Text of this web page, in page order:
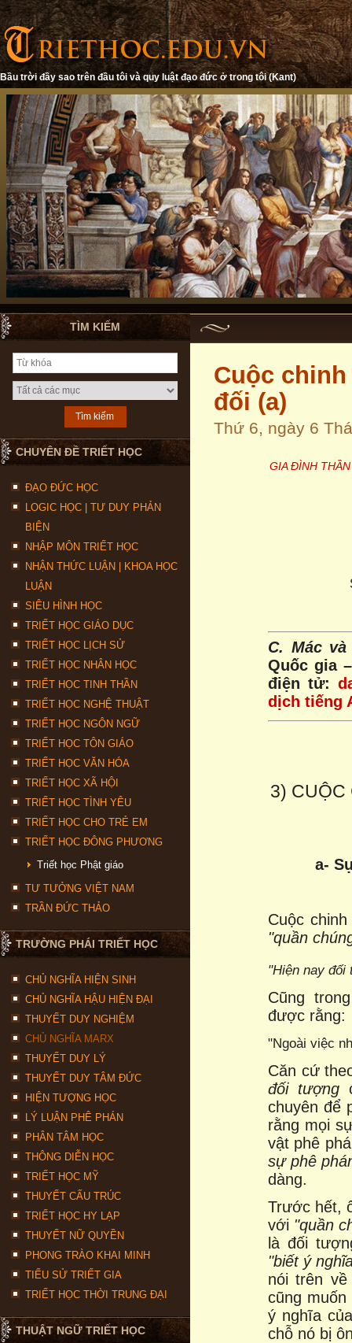
Bầu trời đầy sao trên đầu tôi và quy luật đạo đức ở trong tôi (Kant)
TÌM KIẾM
CHUYÊN ĐỀ TRIẾT HỌC
ĐẠO ĐỨC HỌC
LOGIC HỌC | TƯ DUY PHẢN
BIỆN
NHẬP MÔN TRIẾT HỌC
NHẬN THỨC LUẬN | KHOA HỌC
LUẬN
SIÊU HÌNH HỌC
TRIẾT HỌC GIÁO DỤC
TRIẾT HỌC LỊCH SỬ
TRIẾT HỌC NHÂN HỌC
TRIẾT HỌC TINH THẦN
TRIẾT HỌC NGHỆ THUẬT
TRIẾT HỌC NGÔN NGỮ
TRIẾT HỌC TÔN GIÁO
TRIẾT HỌC VĂN HÓA
TRIẾT HỌC XÃ HỘI
TRIẾT HỌC TÌNH YÊU
TRIẾT HỌC CHO TRẺ EM
TRIẾT HỌC ĐÔNG PHƯƠNG
Triết học Phật giáo
TƯ TƯỞNG VIỆT NAM
TRẦN ĐỨC THẢO
TRƯỜNG PHÁI TRIẾT HỌC
CHỦ NGHĨA HIỆN SINH
CHỦ NGHĨA HẬU HIỆN ĐẠI
THUYẾT DUY NGHIỆM
CHỦ NGHĨA MARX
THUYẾT DUY LÝ
THUYẾT DUY TÂM ĐỨC
HIỆN TƯỢNG HỌC
LÝ LUẬN PHÊ PHÁN
PHÂN TÂM HỌC
THÔNG DIỄN HỌC
TRIẾT HỌC MỸ
THUYẾT CẤU TRÚC
TRIẾT HỌC HY LẠP
THUYẾT NỮ QUYỀN
PHONG TRÀO KHAI MINH
TIỂU SỬ TRIẾT GIA
TRIẾT HỌC THỜI TRUNG ĐẠI
THUẬT NGỮ TRIẾT HỌC
Cuộc
đối (a)
Thứ 6, ngày 6
GIA ĐÌNH
C. Mác
Quốc gia
điện tử:
dịch tiếng
3)
a-
Cuộc
"quần
"Hiện nay đối
Cũng
được rằng:
"Ngoài việc
Căn cứ
đối tượng
chuyên để
rằng mọi
vật phê
sự phê
dàng.
Trước hết,
với "quần
là đối
"biết ý
nói trên
cũng muốn
ý nghĩa
chỗ nó bị